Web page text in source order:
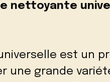
nettoyante
est un
une grande